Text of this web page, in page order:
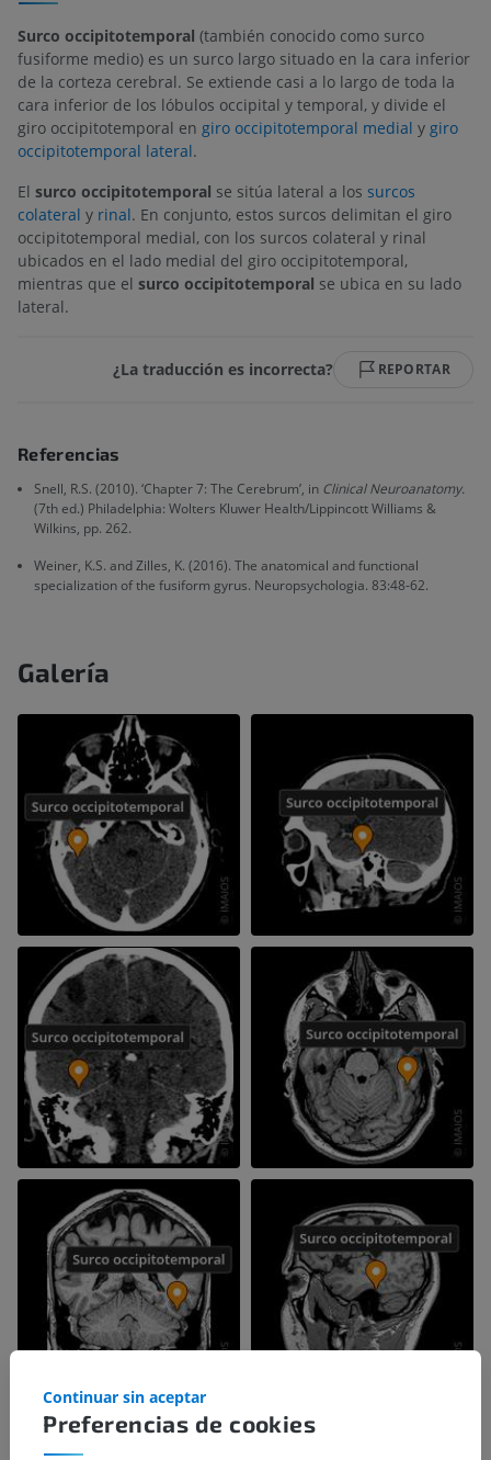
Surco occipitotemporal (también conocido como surco
fusiforme medio) es un surco largo situado en la cara inferior
de la corteza cerebral. Se extiende casi a lo largo de toda la
cara inferior de los lóbulos occipital y temporal, y divide el
giro occipitotemporal en giro occipitotemporal medial y giro
occipitotemporal lateral.
El surco occipitotemporal se sitúa lateral a los surcos
colateral y rinal. En conjunto, estos surcos delimitan el giro
occipitotemporal medial, con los surcos colateral y rinal
ubicados en el lado medial del giro occipitotemporal,
mientras que el surco occipitotemporal se ubica en su lado
lateral.
¿La traducción es incorrecta? REPORTAR
Referencias
Snell, R.S. (2010). ‘Chapter 7: The Cerebrum’, in Clinical Neuroanatomy.
(7th ed.) Philadelphia: Wolters Kluwer Health/Lippincott Williams &
Wilkins, pp. 262.
Weiner, K.S. and Zilles, K. (2016). The anatomical and functional
specialization of the fusiform gyrus. Neuropsychologia. 83:48-62.
Galería
Preferencias de cookies
Continuar sin aceptar